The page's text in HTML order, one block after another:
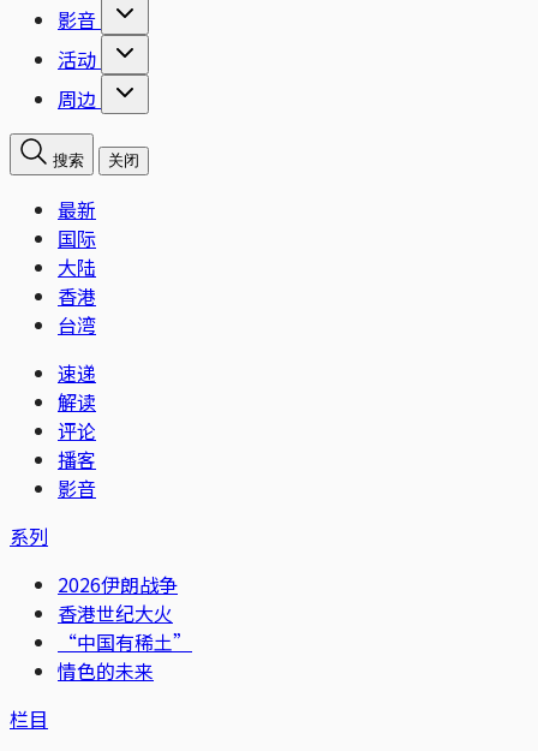
影音
活动
周边
搜索 关闭
最新
国际
大陆
香港
台湾
速递
解读
评论
播客
影音
系列
2026伊朗战争
香港世纪大火
“中国有稀土”
情色的未来
栏目